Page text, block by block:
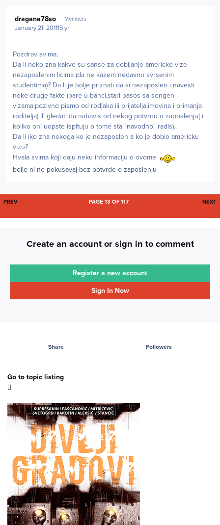
dragana78so Members
January 21, 201115 yr
Pozdrav svima,
Da li neko zna kakve su sanse za dobijanje americke vize
nezaposlenim licima (da ne kazem nedavno svrsenim
studentima)? Da li je bolje priznati da si nezaposlen i navesti
neke druge fakte (pare u banci,stari pasos sa sengen
vizama,pozivno pismo od rodjaka ili prijatelja,imovina i primanja
roditelja) ili gledati da nabavis od nekog potvrdu o zaposlenju( i
koliko oni uopste ispituju o tome sta "navodno" radis)..
Da li iko zna nekoga ko je nezaposlen a ko je dobio americku
vizu?
Hvala svima koji daju neku informaciju o ovome
bolje ni ne pokusavaj bez potvrde o zaposlenju
FIRST PAGE
PREV NEXT
PAGE 13 OF 117
Create an account or sign in to comment
Register a new account
Sign In Now
Share Followers
Go to topic listing